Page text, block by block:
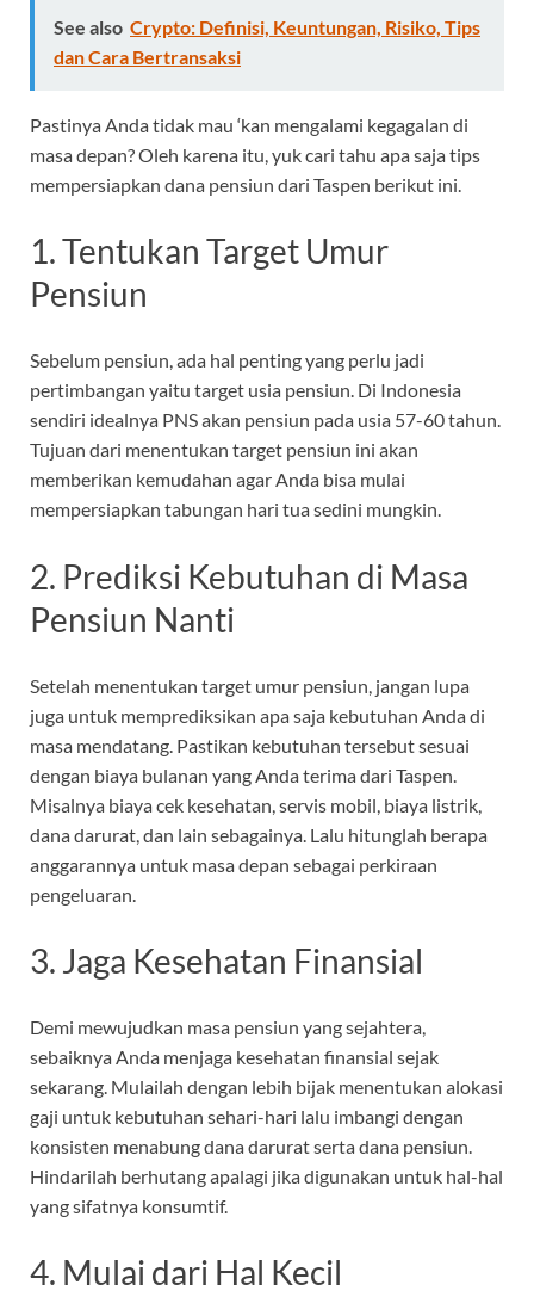
See also Crypto: Definisi, Keuntungan, Risiko, Tips
dan Cara Bertransaksi
Pastinya Anda tidak mau ‘kan mengalami kegagalan di
masa depan? Oleh karena itu, yuk cari tahu apa saja tips
mempersiapkan dana pensiun dari Taspen berikut ini.
1. Tentukan Target Umur
Pensiun
Sebelum pensiun, ada hal penting yang perlu jadi
pertimbangan yaitu target usia pensiun. Di Indonesia
sendiri idealnya PNS akan pensiun pada usia 57-60 tahun.
Tujuan dari menentukan target pensiun ini akan
memberikan kemudahan agar Anda bisa mulai
mempersiapkan tabungan hari tua sedini mungkin.
2. Prediksi Kebutuhan di Masa
Pensiun Nanti
Setelah menentukan target umur pensiun, jangan lupa
juga untuk memprediksikan apa saja kebutuhan Anda di
masa mendatang. Pastikan kebutuhan tersebut sesuai
dengan biaya bulanan yang Anda terima dari Taspen.
Misalnya biaya cek kesehatan, servis mobil, biaya listrik,
dana darurat, dan lain sebagainya. Lalu hitunglah berapa
anggarannya untuk masa depan sebagai perkiraan
pengeluaran.
3. Jaga Kesehatan Finansial
Demi mewujudkan masa pensiun yang sejahtera,
sebaiknya Anda menjaga kesehatan finansial sejak
sekarang. Mulailah dengan lebih bijak menentukan alokasi
gaji untuk kebutuhan sehari-hari lalu imbangi dengan
konsisten menabung dana darurat serta dana pensiun.
Hindarilah berhutang apalagi jika digunakan untuk hal-hal
yang sifatnya konsumtif.
4. Mulai dari Hal Kecil